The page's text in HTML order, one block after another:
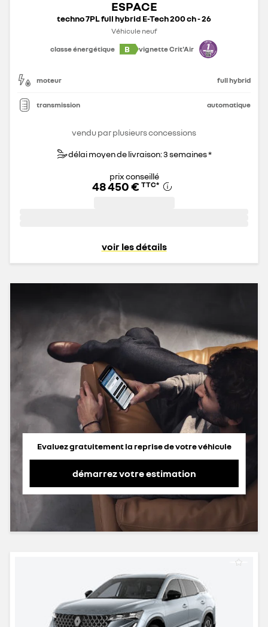
ESPACE
techno 7PL full hybrid E-Tech 200 ch - 26
Véhicule neuf
classe énergétique
B vignette Crit'Air
moteur full hybrid
transmission automatique
vendu par plusieurs concessions
délai moyen de livraison: 3 semaines *
prix conseillé
48 450 € TTC*
voir les détails
Evaluez gratuitement la reprise de votre véhicule
démarrez votre estimation